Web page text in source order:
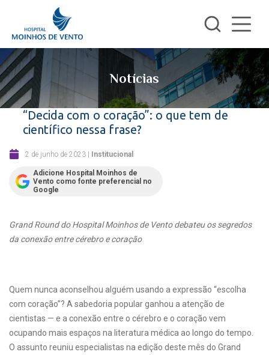
Notícias
“Decida com o coração”: o que tem de
científico nessa frase?
2 de junho de 2023 | Institucional
Adicione Hospital Moinhos de
Vento como fonte preferencial no
Google
Grand Round do Hospital Moinhos de Vento debateu os segredos
da conexão entre cérebro e coração
Quem nunca aconselhou alguém usando a expressão “escolha
com coração”? A sabedoria popular ganhou a atenção de
cientistas — e a conexão entre o cérebro e o coração vem
ocupando mais espaços na literatura médica ao longo do tempo.
O assunto reuniu especialistas na edição deste mês do Grand